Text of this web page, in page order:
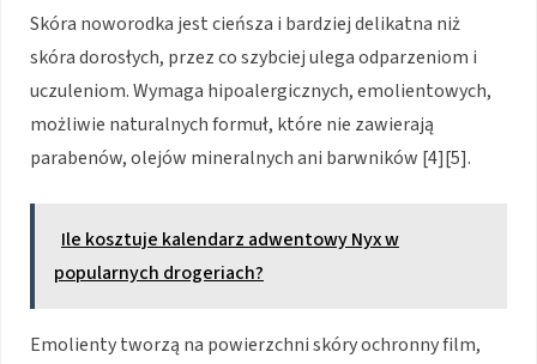
Skóra noworodka jest cieńsza i bardziej delikatna niż
skóra dorosłych, przez co szybciej ulega odparzeniom i
uczuleniom. Wymaga hipoalergicznych, emolientowych,
możliwie naturalnych formuł, które nie zawierają
parabenów, olejów mineralnych ani barwników [4][5].
Ile kosztuje kalendarz adwentowy Nyx w
popularnych drogeriach?
Emolienty tworzą na powierzchni skóry ochronny film,